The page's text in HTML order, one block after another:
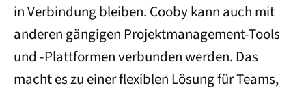
in Verbindung bleiben. Cooby kann auch mit
anderen gängigen Projektmanagement-Tools
und -Plattformen verbunden werden. Das
macht es zu einer flexiblen Lösung für Teams,